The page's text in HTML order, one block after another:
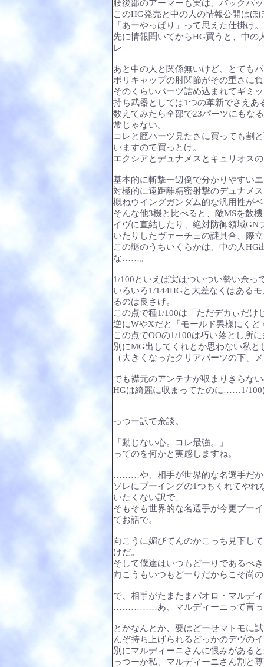
腰後部のアーマーも実は、バックパ
このHG発売と中の人の情報公開は
「あーやっぱり」って思えた仕掛け。
先に情報聞いてからHG買うと、中
レ
あと中の人と関係無いけど、とても
ポリキャップの肘関節がその重さに
そのくらいパーツ詰め込まれてギミ
持ち武器としては1つの革新でさえあ
数えてみたら全部で23パーツにもな
常じゃない。
コレと脛パーツ見たさに買っても割
いますので買っとけ。
エクシアとデュナメスとキュリオス
基本的に斬撃一辺倒で分かりやすい
対極的に遠距離精密射撃のデュナメ
概ねウイングガンダム的な汎用性が
そんな他3機と比べると、敵MSを数
イヴに直結したり、絶対防御領域
いたりしたヴァーチェの謎具合、際
この謎のうちいくらかは、中の人
な……。
1/100といえば実はついつい勢い余っ
いろいろ1/144HGと大差なくはある
るのは良さげ。
この点で種1/100は「ただデカぃだけ
逆にWやXだと「モールド異様にく
この点でOOの1/100は巧い落とし所
別にMG出してくれとか思わない私
（大きくなったクリアパーツの下、
でも襟元のアンテナが収まりきらな
HGは綺麗に収まってたのに……1/100
っつー訳で余談。
「動じない心。コレ最強。」
ってのを何かと実感しますね。
………や、相手が世界的な名選手だか
ソレにブーイングの1つもくれてや
いたくない訳で、
そもそも世界的な名選手が今更ブー
てお話で。
向こうに媚びてんのかこっち見下し
けだ。
そして僕達はいつもどーりであるべ
向こうもいつもどーりだからこそ尚
で、相手がたまたまパオロ・マルデ
……………あ、マルディーニって言
とかなんとか、要はどーせマトモに
んぞ持ち上げられるどっかのデヴの
別にマルディーニさんに恨みがある
っつーか私、マルディーニさん割と